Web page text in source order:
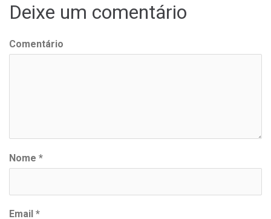
artigos
Deixe um comentário
Comentário
Nome *
Email *